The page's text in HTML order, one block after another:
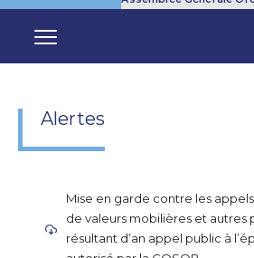
Alertes
Mise en garde contre les
de valeurs mobilières et autres
résultant d’an appel public à